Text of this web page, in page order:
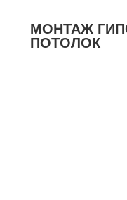
МОНТАЖ
ПОТОЛОК